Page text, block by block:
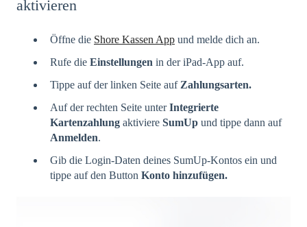
aktivieren
Öffne die Shore Kassen App und melde dich an.
Rufe die Einstellungen in der iPad-App auf.
Tippe auf der linken Seite auf Zahlungsarten.
Auf der rechten Seite unterIntegrierte
Kartenzahlung aktiviere SumUp und tippe dann auf
Anmelden.
Gib die Login-Daten deines SumUp-Kontos ein und
tippe auf den Button Konto hinzufügen.